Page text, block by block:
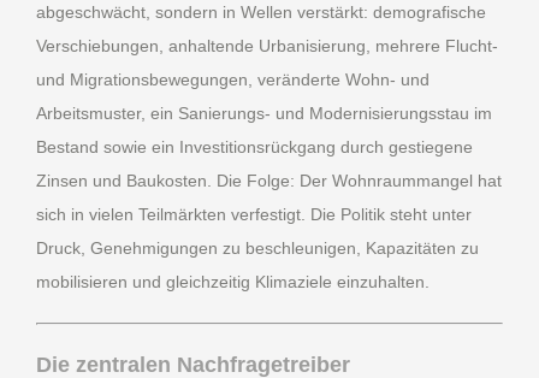
abgeschwächt, sondern in Wellen verstärkt: demografische
Verschiebungen, anhaltende Urbanisierung, mehrere Flucht-
und Migrationsbewegungen, veränderte Wohn- und
Arbeitsmuster, ein Sanierungs- und Modernisierungsstau im
Bestand sowie ein Investitionsrückgang durch gestiegene
Zinsen und Baukosten. Die Folge: Der Wohnraummangel hat
sich in vielen Teilmärkten verfestigt. Die Politik steht unter
Druck, Genehmigungen zu beschleunigen, Kapazitäten zu
mobilisieren und gleichzeitig Klimaziele einzuhalten.
Die zentralen Nachfragetreiber